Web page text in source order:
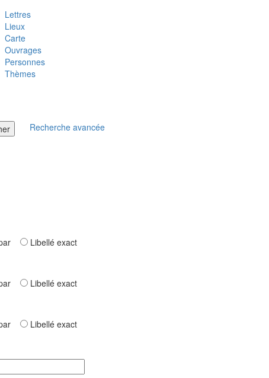
Lettres
Lieux
Carte
Ouvrages
Personnes
Thèmes
Recherche avancée
Libellé exact
Libellé exact
Libellé exact